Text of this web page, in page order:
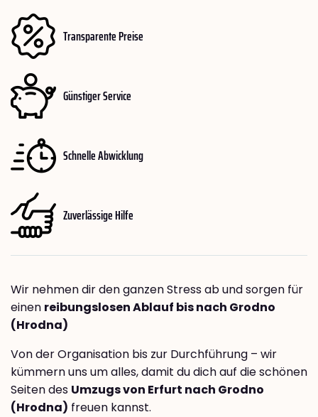
Transparente Preise
Günstiger Service
Schnelle Abwicklung
Zuverlässige Hilfe
Wir nehmen dir den ganzen Stress ab und sorgen für
einen reibungslosen Ablauf bis nach Grodno
(Hrodna)
Von der Organisation bis zur Durchführung – wir
kümmern uns um alles, damit du dich auf die schönen
Seiten des Umzugs von Erfurt nach Grodno
(Hrodna) freuen kannst.